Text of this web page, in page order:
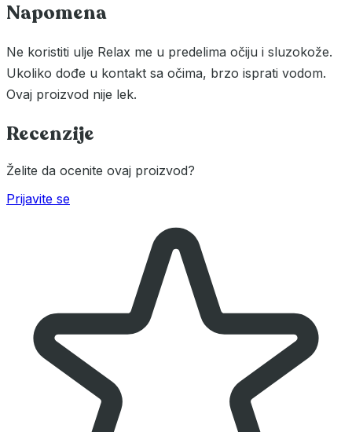
Napomena
Ne koristiti ulje Relax me u predelima očiju i sluzokože.
Ukoliko dođe u kontakt sa očima, brzo isprati vodom.
Ovaj proizvod nije lek.
Recenzije
Želite da ocenite ovaj proizvod?
Prijavite se